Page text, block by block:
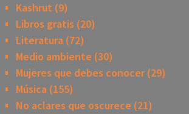
Kashrut (9)
Libros gratis (20)
Literatura(72)
Medio ambiente (30)
Mujeres que debes conocer(29)
Música(155)
No aclares que oscurece (21)